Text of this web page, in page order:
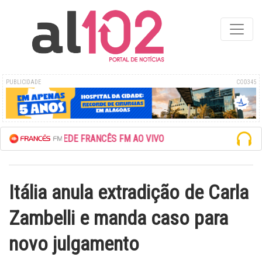
PUBLICIDADE COD345
ESCUTE A REDE FRANCÊS FM AO VIVO
Itália anula extradição de Carla
Zambelli e manda caso para
novo julgamento